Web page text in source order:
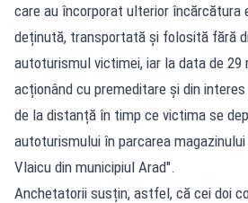
care au încorporat ulterior încărcătura
deținută, transportată și folosită fără
autoturismul victimei, iar la data de 29
acționând cu premeditare și din
de la distanță în timp ce victima se
autoturismului în parcarea
Vlaicu din municipiul Arad".
Anchetatorii susțin, astfel, că cei doi